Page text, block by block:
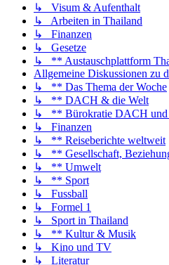
↳ Visum & Aufenthalt
↳ Arbeiten in Thailand
↳ Finanzen
↳ Gesetze
↳ ** Austauschplattform
Allgemeine Diskussionen zu
↳ ** Das Thema der Woche
↳ ** DACH & die Welt
↳ ** Bürokratie DACH und
↳ Finanzen
↳ ** Reiseberichte weltweit
↳ ** Gesellschaft,
↳ ** Umwelt
↳ ** Sport
↳ Fussball
↳ Formel 1
↳ Sport in Thailand
↳ ** Kultur & Musik
↳ Kino und TV
↳ Literatur